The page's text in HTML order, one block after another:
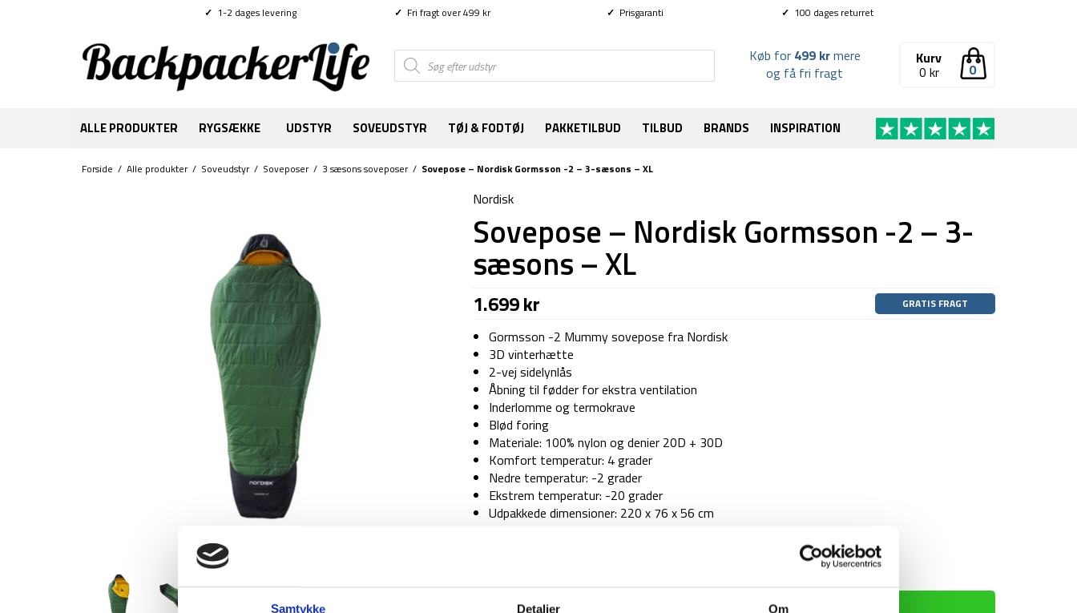
Samtykke Detaljer Om
✓ 1-2 dages levering ✓ Fri fragt over 499 kr ✓ Prisgaranti ✓ 100 dages returret
Products
search 0
Kurv
0 kr
Køb for 499 krmere
og få fri fragt
ALLE PRODUKTER RYGSÆKKE UDSTYR SOVEUDSTYR TØJ & FODTØJ PAKKETILBUD TILBUD BRANDS INSPIRATION
Forside / Alle produkter/ Soveudstyr/ Soveposer/ 3 sæsons soveposer/ Sovepose – Nordisk Gormsson -2 – 3-sæsons – XL
Nordisk
Sovepose – Nordisk Gormsson -2 – 3-
sæsons – XL
1.699kr GRATIS FRAGT
Gormsson -2 Mummy sovepose fra Nordisk
3D vinterhætte
2-vej sidelynlås
Åbning til fødder for ekstra ventilation
Inderlomme og termokrave
Blød foring
Materiale: 100% nylon og denier 20D + 30D
Komfort temperatur: 4 grader
Nedre temperatur: -2 grader
Ekstrem temperatur: -20 grader
Udpakkede dimensioner: 220 x 76 x 56 cm